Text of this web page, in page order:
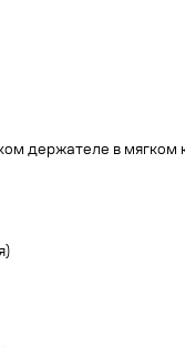
в мягком